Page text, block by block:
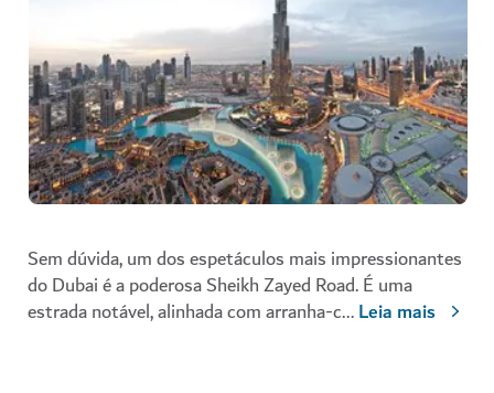
Sem dúvida, um dos espetáculos mais impressionantes
do Dubai é a poderosa Sheikh Zayed Road. É uma
estrada notável, alinhada com arranha-c...Leia mais